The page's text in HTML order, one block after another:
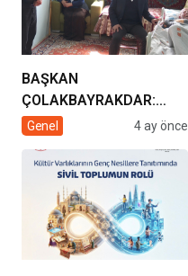
BAŞKAN
ÇOLAKBAYRAKDAR:
“EVDE SAĞLIK
GÖNÜLLERE
DOKUNUYORUZ”
Genel 4 ay önce